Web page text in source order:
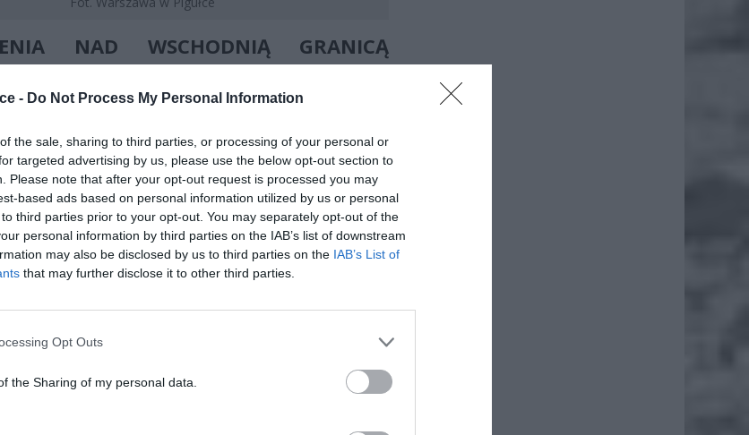
- Do Not Process My Personal Information
the sale, sharing to third parties, or processing of your personal or
targeted advertising by us, please use the below opt-out section to
Please note that after your opt-out request is processed you may
based ads based on personal information utilized by us or personal
third parties prior to your opt-out. You may separately opt-out of the
personal information by third parties on the IAB’s list of downstream
may also be disclosed by us to third parties on the IAB’s List of
that may further disclose it to other third parties.
Opt Outs
the Sharing of my personal data.
NAD WSCHODNIĄ GRANICĄ
NA KOLEJNY ROK
szeroki pas przestrzeni powietrznej biegnący wzdłuż
— jako element wzmacniania ochrony militarnej i
incydenty z powietrza.